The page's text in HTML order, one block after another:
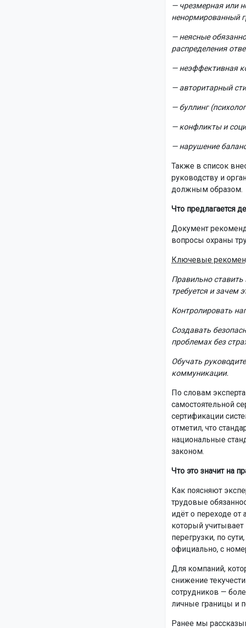
— чрезмерная или
ненормированный
— неясные
распределения
— неэффективная
— авторитарный
— буллинг
— конфликты и
— нарушение
Также в список
руководству и
должным образом.
Что предлагается
Документ
вопросы охраны
Ключевые
Правильно ставить
требуется и зачем
Контролировать
Создавать
проблемах без
Обучать
коммуникации.
По словам
самостоятельной
сертификации
отметил, что
национальные
законом.
Что это значит на
Как поясняют
трудовые
идёт о переходе от
который учитывает
перегрузки, по
официально, с
Для компаний,
снижение
сотрудников —
личные границы и
Ранее мы